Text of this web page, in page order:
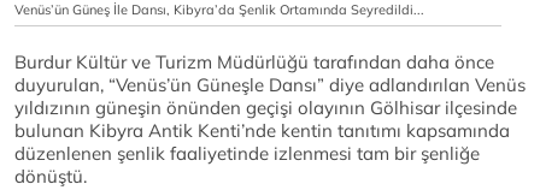
Venüs’ün Güneş İle Dansı, Kibyra’da Şenlik Ortamında Seyredildi...
Burdur Kültür ve Turizm Müdürlüğü tarafından daha önce
duyurulan, “Venüs’ün Güneşle Dansı” diye adlandırılan Venüs
yıldızının güneşin önünden geçişi olayının Gölhisar ilçesinde
bulunan Kibyra Antik Kenti’nde kentin tanıtımı kapsamında
düzenlenen şenlik faaliyetinde izlenmesi tam bir şenliğe
dönüştü.